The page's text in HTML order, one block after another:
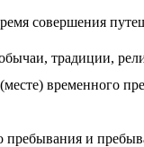
совершения
традиции,
временного
и